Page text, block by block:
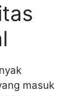
masuk